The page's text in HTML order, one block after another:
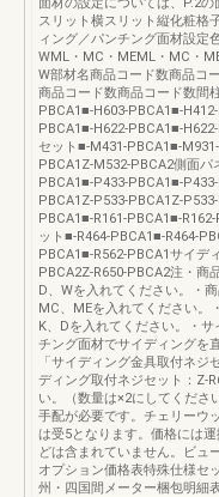
スリット横スリット縦化粧格
ィング／パンチング面材設定
WML・MC・MEML・MC・
W部材名商品コード数商品コ
商品コード数商品コード数間
PBCA1■-H603-PBCA1■-
PBCA1■-H622-PBCA1■-
セット■-M431-PBCA1■-
PBCA1Z-M532-PBCA2側面
PBCA1■-P433-PBCA1■-
PBCA1Z-P533-PBCA1Z-
PBCA1■-R161-PBCA1■-
ット■-R464-PBCA1■-R464-
PBCA1■-R562-PBCA1サイデ
PBCA2Z-R650-PBCA2注・商
D、Wを入れてください。・
MC、MEを入れてください。
K、Dを入れてください。・
チング面材でサイディングを
「サイディング金具取付ネジ
ディング取付ネジセット：Z-
い。（数量は×2にしてくださ
手配が必要です。チェリーウ
は受5となります。価格には
どは含まれていません。ビュ
オプション価格表特殊仕様セ
州・四国間メーター梱包明細